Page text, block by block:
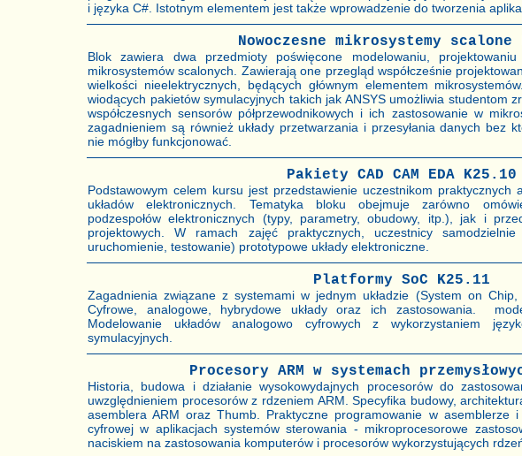
i języka C#. Istotnym elementem jest także wprowadzenie do tworzenia
Nowoczesne mikrosystemy scalone
Blok zawiera dwa przedmioty poświęcone modelowaniu,
mikrosystemów scalonych. Zawierają one przegląd współcześnie
wielkości nieelektrycznych, będących głównym elementem
wiodących pakietów symulacyjnych takich jak ANSYS umożliwia studentom
współczesnych sensorów półprzewodnikowych i ich zastosowanie w
zagadnieniem są również układy przetwarzania i przesyłania danych bez
nie mógłby funkcjonować.
Pakiety CAD CAM EDA K25.10
Podstawowym celem kursu jest przedstawienie uczestnikom praktycznych
układów elektronicznych. Tematyka bloku obejmuje zarówno
podzespołów elektronicznych (typy, parametry, obudowy, itp.), jak i
projektowych. W ramach zajęć praktycznych, uczestnicy
uruchomienie, testowanie) prototypowe układy elektroniczne.
Platformy SoC K25.11
Zagadnienia związane z systemami w jednym układzie (System on
Cyfrowe, analogowe, hybrydowe układy oraz ich zastosowania.
Modelowanie układów analogowo cyfrowych z wykorzystaniem
symulacyjnych.
Procesory ARM w systemach
Historia, budowa i działanie wysokowydajnych procesorów do
uwzględnieniem procesorów z rdzeniem ARM. Specyfika budowy,
asemblera ARM oraz Thumb. Praktyczne programowanie w asemblerze
cyfrowej w aplikacjach systemów sterowania - mikroprocesorowe
naciskiem na zastosowania komputerów i procesorów wykorzystujących